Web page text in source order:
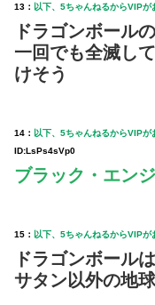
13： 以下、5ちゃんねるからVIPが
ドラゴンボール
一回でも全滅し
けそう
14： 以下、5ちゃんねるからVIPが
ID:LsPs4sVp0
ブラック・エン
15： 以下、5ちゃんねるからVIPが
ドラゴンボール
サタン以外の地